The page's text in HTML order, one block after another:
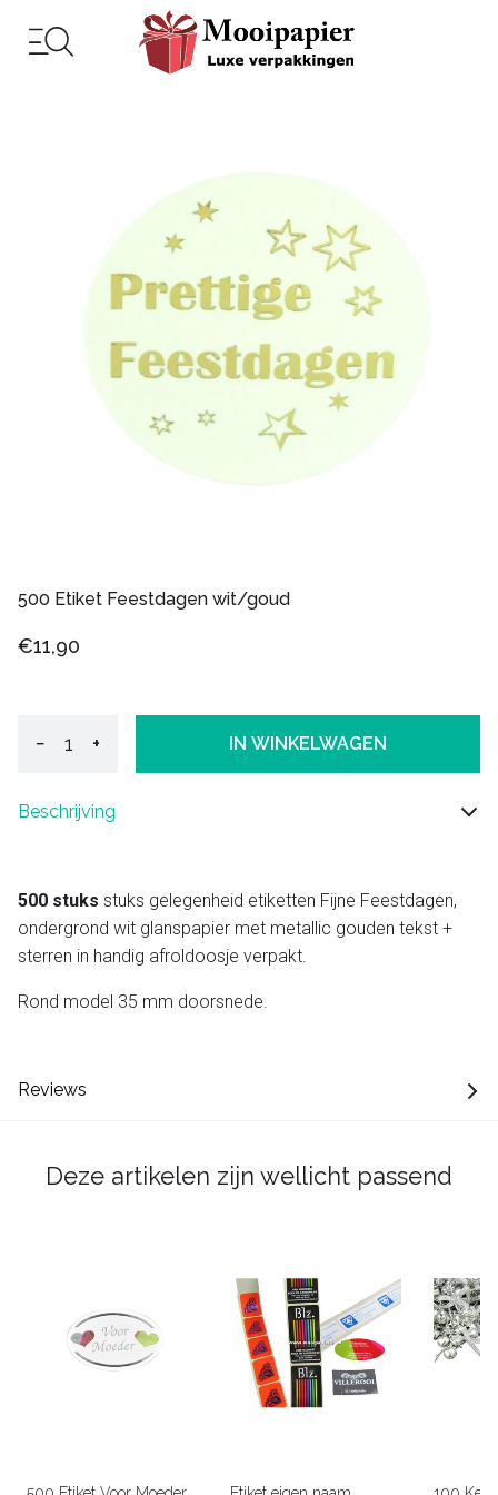
500 Etiket Feestdagen wit/goud
€11,90
− + IN WINKELWAGEN
Beschrijving
500 stuks stuks gelegenheid etiketten Fijne Feestdagen,
ondergrond wit glanspapier met metallic gouden tekst +
sterren in handig afroldoosje verpakt.
Rond model 35 mm doorsnede.
Reviews
Deze artikelen zijn wellicht passend